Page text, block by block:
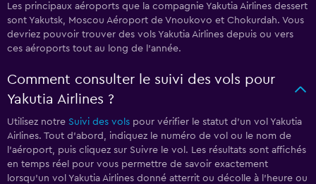
Les principaux aéroports que la compagnie Yakutia Airlines dessert
sont Yakutsk, Moscou Aéroport de Vnoukovo et Chokurdah. Vous
devriez pouvoir trouver des vols Yakutia Airlines depuis ou vers
ces aéroports tout au long de l'année.
Comment consulter le suivi des vols pour
Yakutia Airlines ?
Utilisez notre Suivi des vols pour vérifier le statut d'un vol Yakutia
Airlines. Tout d'abord, indiquez le numéro de vol ou le nom de
l'aéroport, puis cliquez sur Suivre le vol. Les résultats sont affichés
en temps réel pour vous permettre de savoir exactement
lorsqu'un vol Yakutia Airlines donné atterrit ou décolle à l'heure ou